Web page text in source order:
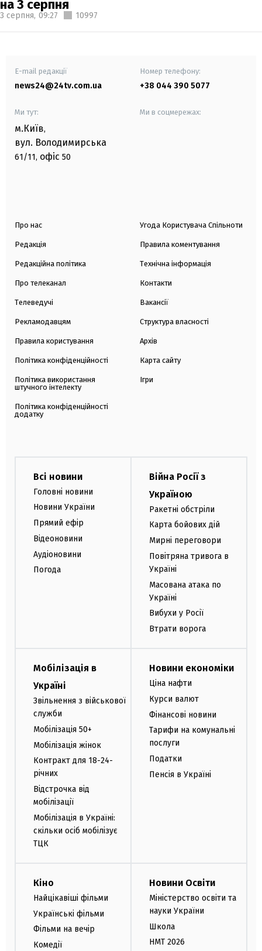
на 3 серпня
3 серпня, 09:27 10997
E-mail редакції
news24@24tv.com.ua
Номер телефону:
+38 044 390 5077
Ми тут:
м.Київ,
вул. Володимирська
61/11, офіс 50
Ми в соцмережах:
Про нас
Редакція
Редакційна політика
Про телеканал
Телеведучі
Рекламодавцям
Правила користування
Політика конфіденційності
Політика використання
штучного інтелекту
Політика конфіденційності
додатку
Угода Користувача Спільноти
Правила коментування
Технічна інформація
Контакти
Вакансії
Структура власності
Архів
Карта сайту
Ігри
Всі новини
Головні новини
Новини України
Прямий ефір
Відеоновини
Аудіоновини
Погода
Війна Росії з
Україною
Ракетні обстріли
Карта бойових дій
Мирні переговори
Повітряна тривога в
Україні
Масована атака по
Україні
Вибухи у Росії
Втрати ворога
Мобілізація в
Україні
Звільнення з військової
служби
Мобілізація 50+
Мобілізація жінок
Контракт для 18-24-
річних
Відстрочка від
мобілізації
Мобілізація в Україні:
скільки осіб мобілізує
ТЦК
Новини економіки
Ціна нафти
Курси валют
Фінансові новини
Тарифи на комунальні
послуги
Податки
Пенсія в Україні
Кіно
Найцікавіші фільми
Українські фільми
Фільми на вечір
Комедії
Новини Освіти
Міністерство освіти та
науки України
Школа
НМТ 2026